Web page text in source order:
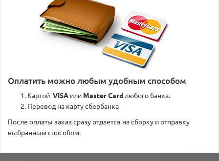
Оплатить можно любым удобным способом
Картой VISA или Master Card любого банка.
Перевод на карту сбербанка
После оплаты заказ сразу отдается на сборку и отправку
выбранным способом.